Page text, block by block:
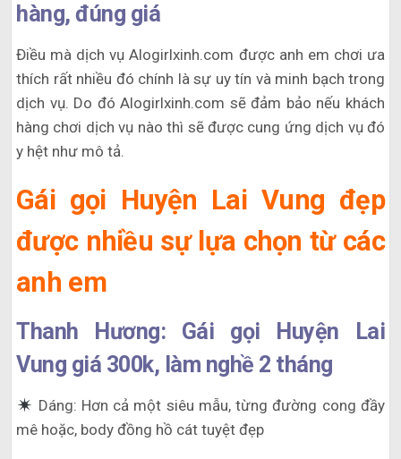
hàng, đúng giá
Điều mà dịch vụ Alogirlxinh.com được anh em chơi ưa
thích rất nhiều đó chính là sự uy tín và minh bạch trong
dịch vụ. Do đó Alogirlxinh.com sẽ đảm bảo nếu khách
hàng chơi dịch vụ nào thì sẽ được cung ứng dịch vụ đó
y hệt như mô tả.
Gái gọi Huyện Lai Vung đẹp
được nhiều sự lựa chọn từ các
anh em
Thanh Hương: Gái gọi Huyện Lai
Vung giá 300k, làm nghề 2 tháng
Dáng: Hơn cả một siêu mẫu, từng đường cong đầy
mê hoặc, body đồng hồ cát tuyệt đẹp